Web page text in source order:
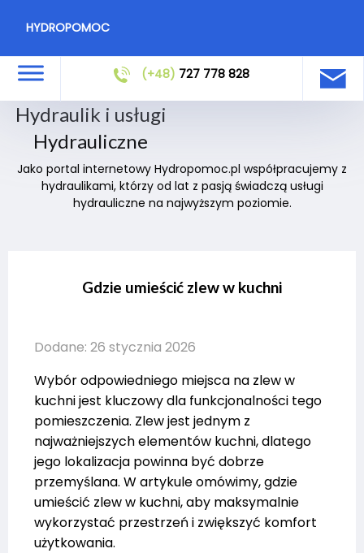
HYDROPOMOC
(+48) 727 778 828
Hydraulik i usługi
Hydrauliczne
Jako portal internetowy Hydropomoc.pl współpracujemy z
hydraulikami, którzy od lat z pasją świadczą usługi
hydrauliczne na najwyższym poziomie.
Gdzie umieścić zlew w kuchni
Dodane: 26 stycznia 2026
Wybór odpowiedniego miejsca na zlew w
kuchni jest kluczowy dla funkcjonalności tego
pomieszczenia. Zlew jest jednym z
najważniejszych elementów kuchni, dlatego
jego lokalizacja powinna być dobrze
przemyślana. W artykule omówimy, gdzie
umieścić zlew w kuchni, aby maksymalnie
wykorzystać przestrzeń i zwiększyć komfort
użytkowania.